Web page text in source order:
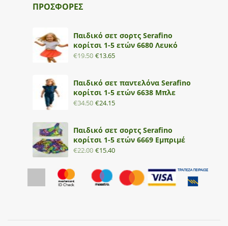
ΠΡΟΣΦΟΡΕΣ
Παιδικό σετ σορτς Serafino
κορίτσι 1-5 ετών 6680 Λευκό
€19.50 €13.65
Παιδικό σετ παντελόνα Serafino
κορίτσι 1-5 ετών 6638 Μπλε
€34.50 €24.15
Παιδικό σετ σορτς Serafino
κορίτσι 1-5 ετών 6669 Εμπριμέ
€22.00 €15.40